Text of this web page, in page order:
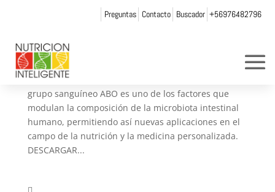
Preguntas Contacto Buscador +56976482796
Grupos sanguineos y microbiota intestinal
porandrea chicurel
Los resultados de ésta investigación sugieren que el
grupo sanguíneo ABO es uno de los factores que
modulan la composición de la microbiota intestinal
humano, permitiendo así nuevas aplicaciones en el
campo de la nutrición y la medicina personalizada.
DESCARGAR...